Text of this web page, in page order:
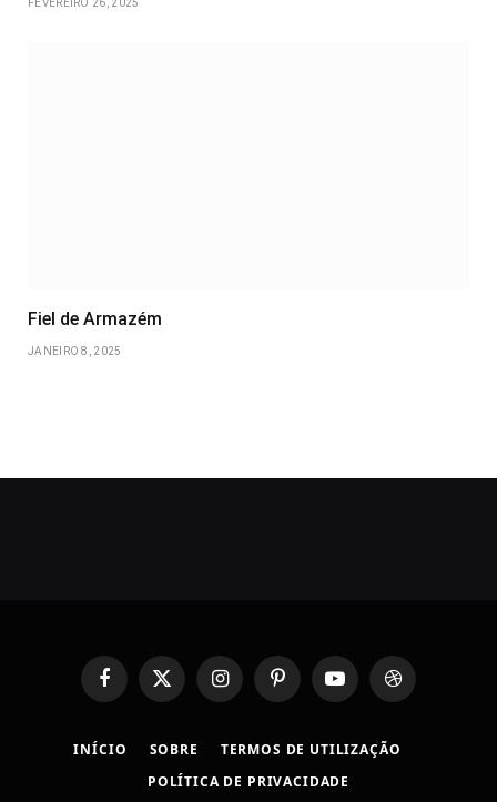
FEVEREIRO 26, 2025
Fiel de Armazém
JANEIRO 8, 2025
FacebookX
(Twitter)
InstagramPinterestYouTubeDribbble
INÍCIO SOBRE
TERMOS DE UTILIZAÇÃO
POLÍTICA DE PRIVACIDADE